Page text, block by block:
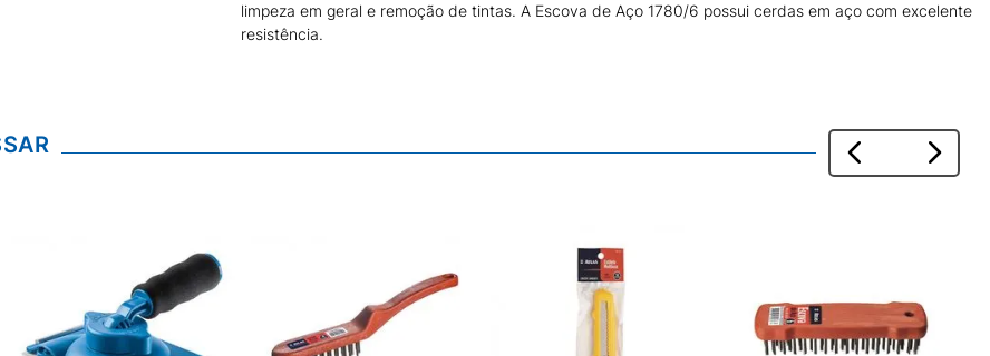
limpeza em geral e remoção de tintas. A Escova de Aço 1780/6 possui cerdas em aço com excelente
resistência.